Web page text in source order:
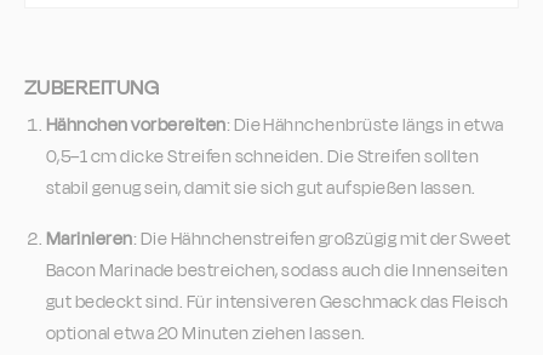
ZUBEREITUNG
Hähnchen vorbereiten: Die Hähnchenbrüste längs in etwa
0,5–1 cm dicke Streifen schneiden. Die Streifen sollten
stabil genug sein, damit sie sich gut aufspießen lassen.
Marinieren: Die Hähnchenstreifen großzügig mit der Sweet
Bacon Marinade bestreichen, sodass auch die Innenseiten
gut bedeckt sind. Für intensiveren Geschmack das Fleisch
optional etwa 20 Minuten ziehen lassen.